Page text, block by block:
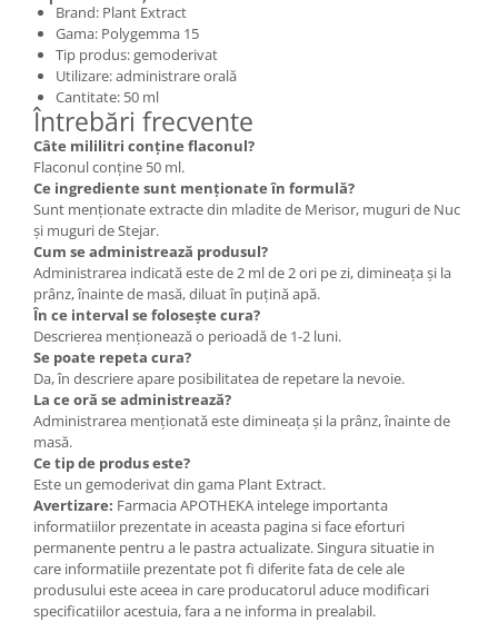
Brand: Plant Extract
Gama: Polygemma 15
Tip produs: gemoderivat
Utilizare: administrare orală
Cantitate: 50 ml
Întrebări frecvente
Câte mililitri conține flaconul?
Flaconul conține 50 ml.
Ce ingrediente sunt menționate în formulă?
Sunt menționate extracte din mladite de Merisor, muguri de Nuc
și muguri de Stejar.
Cum se administrează produsul?
Administrarea indicată este de 2 ml de 2 ori pe zi, dimineața și la
prânz, înainte de masă, diluat în puțină apă.
În ce interval se folosește cura?
Descrierea menționează o perioadă de 1-2 luni.
Se poate repeta cura?
Da, în descriere apare posibilitatea de repetare la nevoie.
La ce oră se administrează?
Administrarea menționată este dimineața și la prânz, înainte de
masă.
Ce tip de produs este?
Este un gemoderivat din gama Plant Extract.
Avertizare: Farmacia APOTHEKA intelege importanta
informatiilor prezentate in aceasta pagina si face eforturi
permanente pentru a le pastra actualizate. Singura situatie in
care informatiile prezentate pot fi diferite fata de cele ale
produsului este aceea in care producatorul aduce modificari
specificatiilor acestuia, fara a ne informa in prealabil.